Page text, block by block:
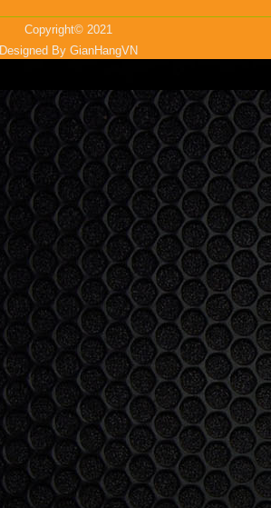
Copyright© 2021
Designed By GianHangVN